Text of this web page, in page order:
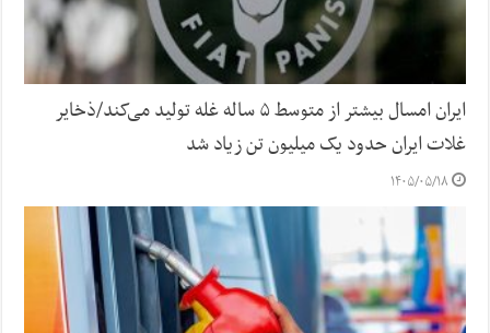
ایران امسال بیشتر از متوسط ۵ ساله غله تولید می‌کند/ذخایر
غلات ایران حدود یک میلیون تن زیاد شد
۱۴۰۵/۰۵/۱۸